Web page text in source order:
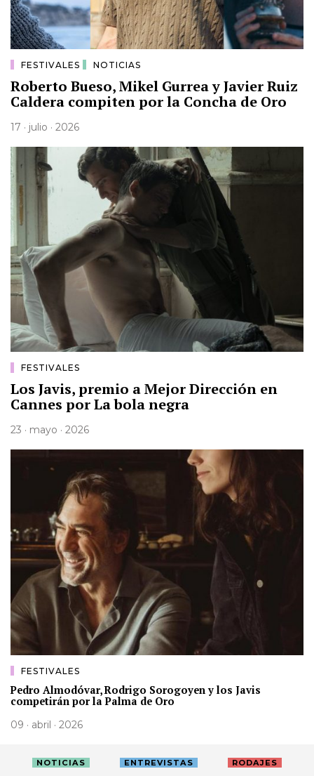
FESTIVALES NOTICIAS
Roberto Bueso, Mikel Gurrea y Javier Ruiz
Caldera compiten por la Concha de Oro
17 · julio · 2026
FESTIVALES
Los Javis, premio a Mejor Dirección en
Cannes por La bola negra
23 · mayo · 2026
FESTIVALES
Pedro Almodóvar, Rodrigo Sorogoyen y los Javis
competirán por la Palma de Oro
09 · abril · 2026
NOTICIAS ENTREVISTAS RODAJES